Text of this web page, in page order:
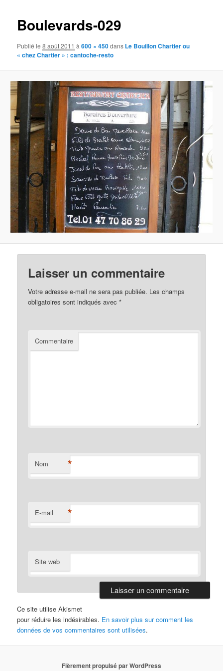
Boulevards-029
Publié le8 août 2011 à600 × 450dans Le Bouillon Chartier ou
« chez Chartier » : cantoche-resto
Laisser un commentaire
Votre adresse e-mail ne sera pas publiée. Les champs
obligatoires sont indiqués avec*
Commentaire
Nom *
E-mail *
Site web
Ce site utilise Akismet
pour réduire les indésirables. En savoir plus sur comment les
données de vos commentaires sont utilisées.
Fièrement propulsé par WordPress